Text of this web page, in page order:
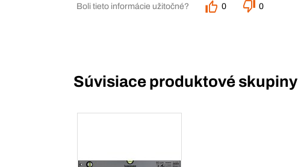
Boli tieto informácie užitočné? 0 0
Súvisiace produktové skupiny